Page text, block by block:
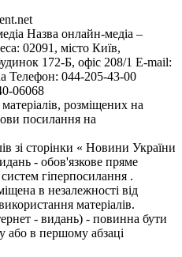
Назва онлайн-медіа –
02091, місто Київ,
172-Б, офіс 208/1 E-mail:
Телефон: 044-205-43-00
06068
розміщених на
посилання на
зі сторінки « Новини України
- обов'язкове пряме
гіперпосилання .
в незалежності від
матеріалів.
- видань) - повинна бути
або в першому абзаці